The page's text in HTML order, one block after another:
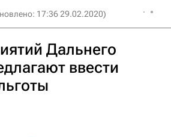
17:36 29.02.2020)
Дальнего
ввести